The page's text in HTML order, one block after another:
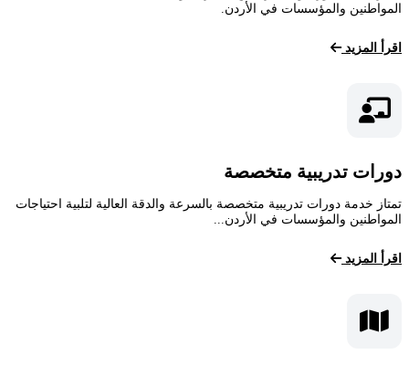
المواطنين والمؤسسات في الأردن.
اقرأ المزيد
دورات تدريبية متخصصة
تمتاز خدمة دورات تدريبية متخصصة بالسرعة والدقة العالية لتلبية احتياجات
المواطنين والمؤسسات في الأردن...
اقرأ المزيد